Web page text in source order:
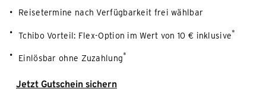
Reisetermine nach Verfügbarkeit frei wählbar
Tchibo Vorteil: Flex-Option im Wert von 10 € inklusive*
Einlösbar ohne Zuzahlung*
Jetzt Gutschein sichern